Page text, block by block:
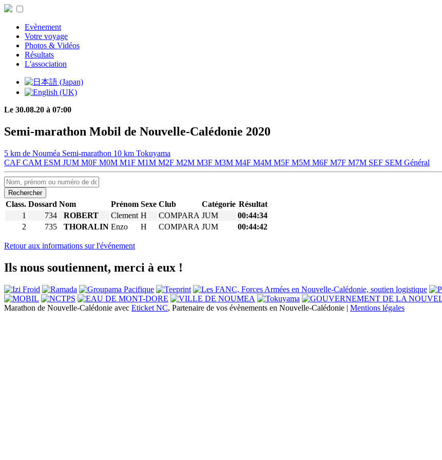
Evènement
Votre voyage
Photos & Vidéos
Résultats
L'association
Le 30.08.20 à 07:00
Semi-marathon Mobil de Nouvelle-Calédonie 2020
5 km de Nouméa Semi-marathon 10 km Tokuyama
CAF CAM ESM JUM M0F M0M M1F M1M M2F M2M M3F M3M M4F M4M M5F M5M M6F M7F M7M SEF SEM Général
Rechercher
Class. Dossard Nom Prénom Sexe Club Catégorie Résultat
1
734 ROBERT Clement H COMPARA JUM
00:44:34
2
735 THORALIN Enzo H COMPARA JUM 00:44:42
Retour aux informations sur l'événement
Ils nous soutiennent, merci à eux !
Marathon de Nouvelle-Calédonie avec Eticket NC, Partenaire de vos évènements en Nouvelle-Calédonie | Mentions légales